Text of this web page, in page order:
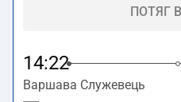
ПОТЯГ
14:22
Варшава Служевець